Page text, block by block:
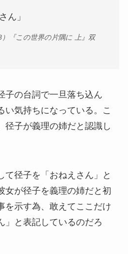
ん」
『この世界の片隅に 上』双
子の台詞で一旦落ち込ん
い気持ちになっている。こ
径子が義理の姉だと認識し
て径子を「おねえさん」と
女が径子を義理の姉だと初
を示す為、敢えてここだけ
」と表記しているのだろ